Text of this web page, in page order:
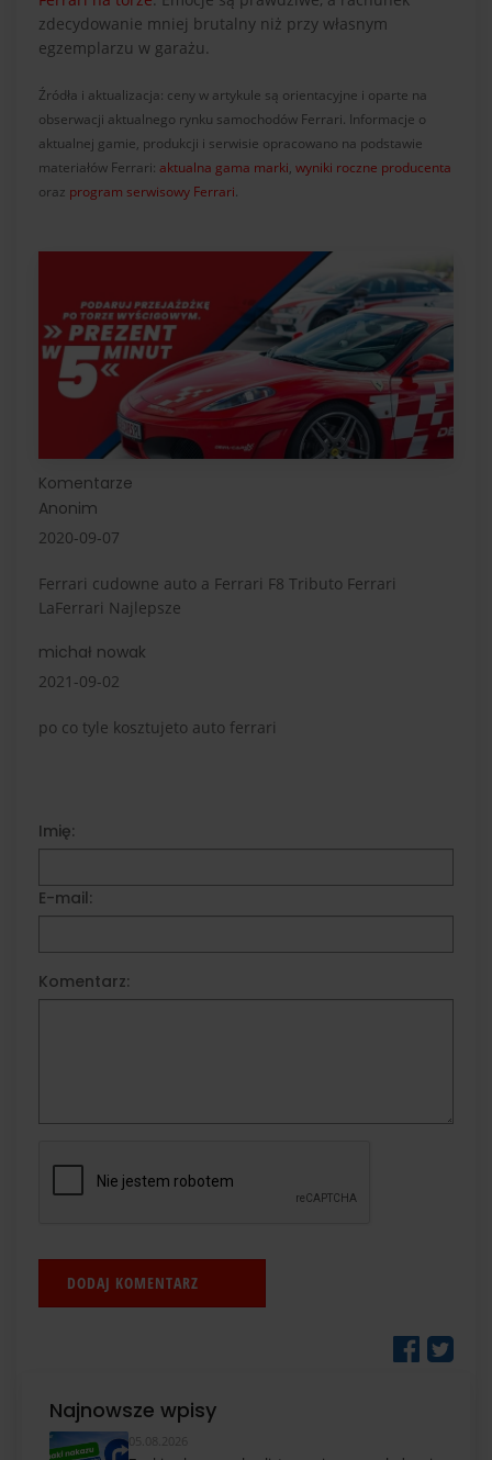
zdecydowanie mniej brutalny niż przy własnym
egzemplarzu w garażu.
Źródła i aktualizacja: ceny w artykule są orientacyjne i oparte na
obserwacji aktualnego rynku samochodów Ferrari. Informacje o
aktualnej gamie, produkcji i serwisie opracowano na podstawie
materiałów Ferrari: aktualna gama marki wyniki roczne producenta
oraz program serwisowy Ferrari
Komentarze
Anonim
2020-09-07
Ferrari cudowne auto a Ferrari F8 Tributo Ferrari
LaFerrari Najlepsze
michał nowak
2021-09-02
po co tyle kosztujeto auto ferrari
Imię:
E-mail:
Komentarz:
Najnowsze wpisy
05.08.2026